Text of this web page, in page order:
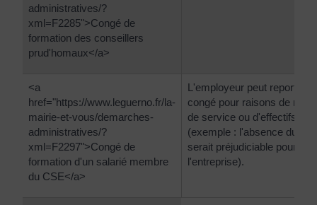
administratives/?
xml=F2285">Congé de
formation des conseillers
prud'homaux</a>
<a
href="https://www.leguerno.fr/la-
mairie-et-vous/demarches-
administratives/?
xml=F2297">Congé de
formation d'un salarié membre
du CSE</a>
L'employeur peut reporter
congé pour raisons de
de service ou d'effectifs
(exemple : l'absence du
serait préjudiciable pour
l'entreprise).